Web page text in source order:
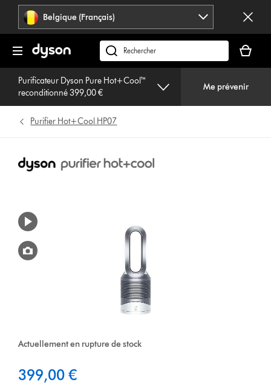
Sauter
pages
Belgique (Français)
Rechercher
des
produits
panier
est
Purificateur Dyson Pure Hot+Cool™
reconditionné 399,00 €
Me prévenir
Purifier Hot+Cool HP07
Actuellement en rupture de stock
399,00 €